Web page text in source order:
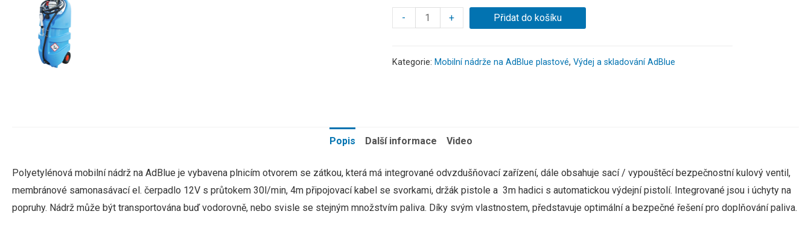
- + Přidat do košíku
Kategorie: Mobilní nádrže na AdBlue plastové, Výdej a skladování AdBlue
Popis Další informace Video
Polyetylénová mobilní nádrž na AdBlue je vybavena plnicím otvorem se zátkou, která má integrované odvzdušňovací zařízení, dále obsahuje sací / vypouštěcí bezpečnostní kulový ventil,
membránové samonasávací el. čerpadlo 12V s průtokem 30l/min, 4m připojovací kabel se svorkami, držák pistole a 3m hadici s automatickou výdejní pistolí. Integrované jsou i úchyty na
popruhy. Nádrž může být transportována buď vodorovně, nebo svisle se stejným množstvím paliva. Díky svým vlastnostem, představuje optimální a bezpečné řešení pro doplňování paliva.